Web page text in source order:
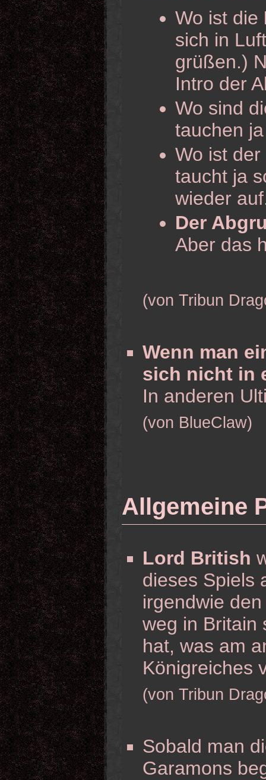
Wo ist die
sich in
grüßen.)
Intro der
Wo sind
tauchen
Wo ist der
taucht ja
wieder
Der
Aber das
(von Tribun
Wenn man
sich nicht in
In anderen
(von BlueClaw)
Allgemeine
Lord British
dieses Spiels
irgendwie
weg in Britain
hat, was am
Königreiches
(von Tribun
Sobald man
Garamons